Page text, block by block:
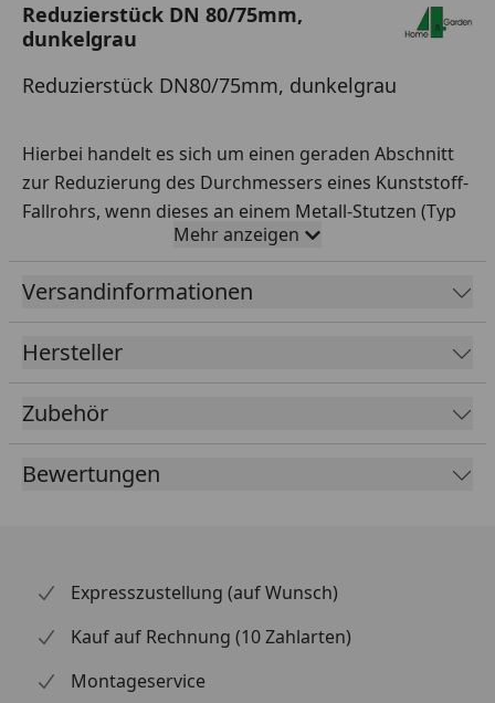
Reduzierstück DN 80/75mm,
dunkelgrau
Reduzierstück DN80/75mm, dunkelgrau
Hierbei handelt es sich um einen geraden Abschnitt
zur Reduzierung des Durchmessers eines Kunststoff-
Fallrohrs, wenn dieses an einem Metall-Stutzen (Typ
300M) montiert wird.Mehr anzeigen
Versandinformationen
Hersteller
Zubehör
Bewertungen
Expresszustellung (auf Wunsch)
Kauf auf Rechnung (10 Zahlarten)
Montageservice